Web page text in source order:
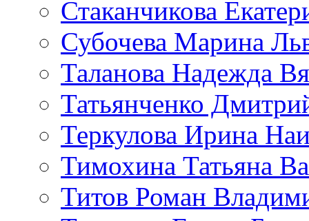
Стаканчикова
Субочева Марина
Таланова Надежда
Татьянченко
Теркулова Ирина
Тимохина Татьяна
Титов Роман